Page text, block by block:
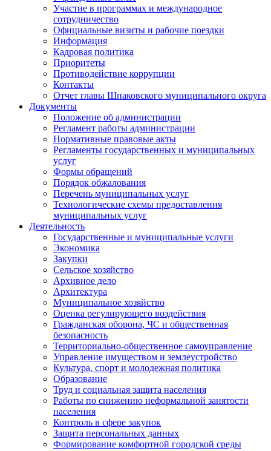
Участие в программах и международное
сотрудничество
Официальные визиты и рабочие поездки
Информация
Кадровая политика
Приоритеты
Противодействие коррупции
Контакты
Отчет главы Шпаковского муниципального округа
Документы
Положение об администрации
Регламент работы администрации
Нормативные правовые акты
Регламенты государственных и муниципальных
услуг
Формы обращений
Порядок обжалования
Перечень муниципальных услуг
Технологические схемы предоставления
муниципальных услуг
Деятельность
Государственные и муниципальные услуги
Экономика
Закупки
Сельское хозяйство
Архивное дело
Архитектура
Муниципальное хозяйство
Оценка регулирующего воздействия
Гражданская оборона, ЧС и общественная
безопасность
Территориально-общественное самоуправление
Управление имуществом и землеустройство
Культура, спорт и молодежная политика
Образование
Труд и социальная защита населения
Работы по снижению неформальной занятости
населения
Контроль в сфере закупок
Защита персональных данных
Формирование комфортной городской среды